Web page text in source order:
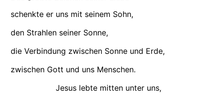
schenkte er uns mit seinem Sohn,
den Strahlen seiner Sonne,
die Verbindung zwischen Sonne und Erde,
zwischen Gott und uns Menschen.
Jesus lebte mitten unter uns,